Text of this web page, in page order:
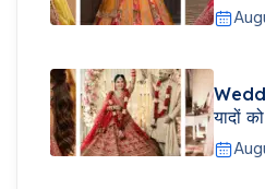
यादों